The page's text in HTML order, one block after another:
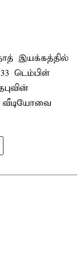
இயக்கத்தில்
டெம்பிள்
வீடியோவை